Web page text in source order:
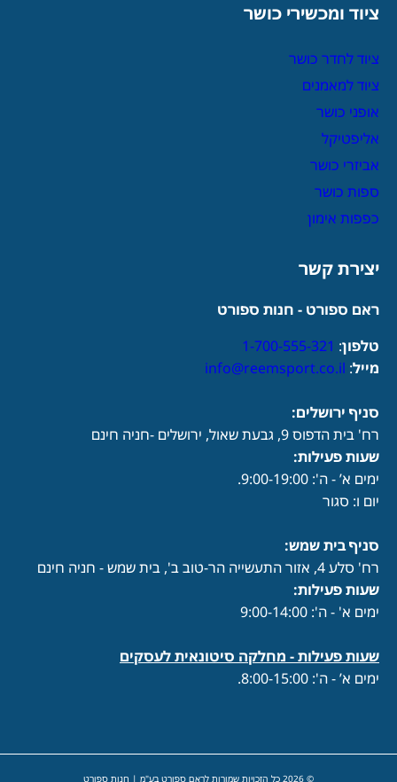
ציוד ומכשירי כושר
ציוד לחדר כושר
ציוד למאמנים
אופני כושר
אליפטיקל
אביזרי כושר
ספות כושר
כפפות אימון
יצירת קשר
ראם ספורט - חנות ספורט
טלפון:
1-700-555-321
מייל:
info@reemsport.co.il
סניף ירושלים:
רח' בית הדפוס 9, גבעת שאול, ירושלים -חניה חינם
שעות פעילות:
ימים א’ - ה': 9:00-19:00.
יום ו: סגור
סניף בית שמש:
רח' סלע 4, אזור התעשייה הר-טוב ב', בית שמש - חניה חינם
שעות פעילות:
ימים א' - ה': 9:00-14:00
שעות פעילות - מחלקה סיטונאית לעסקים
ימים א’ - ה': 8:00-15:00.
© 2026 כל הזכויות שמורות לראם ספורט בע"מ | חנות ספורט